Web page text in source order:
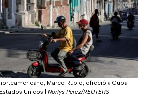
Marco Rubio, ofreció a Cuba
Unidos
Norlys Perez/REUTERS